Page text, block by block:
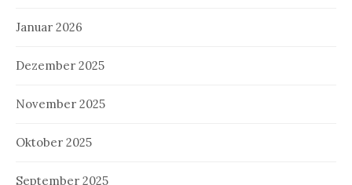
Januar 2026
Dezember 2025
November 2025
Oktober 2025
September 2025